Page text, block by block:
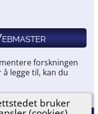
bruker
forskningen
legge til, kan du